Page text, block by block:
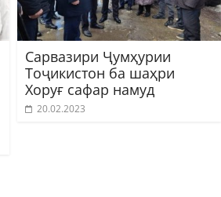
Сарвазири Ҷумҳурии
Тоҷикистон ба шаҳри
Хоруғ сафар намуд
20.02.2023